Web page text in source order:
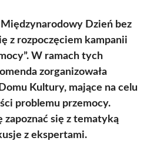
Dzień bez
z rozpoczęciem kampanii
W ramach tych
zorganizowała
Kultury, mające na celu
problemu przemocy.
się z tematyką
z ekspertami.